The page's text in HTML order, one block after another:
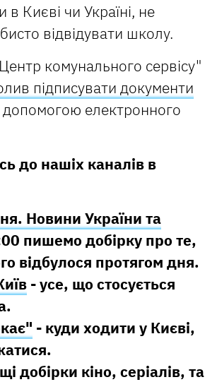
в Києві чи Україні, не
відвідувати школу.
комунального сервісу"
підписувати документи
допомогою електронного
до нашіх каналів в
Новини України та
пишемо добірку про те,
відбулося протягом дня.
- усе, що стосується
- куди ходити у Києві,
добірки кіно, серіалів, та